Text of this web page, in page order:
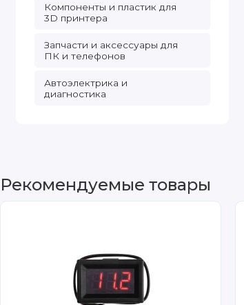
Компоненты и пластик для
3D принтера
Запчасти и аксессуары для
ПК и телефонов
Автоэлектрика и
диагностика
Рекомендуемые товары